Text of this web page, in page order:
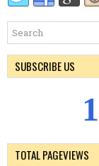
SUBSCRIBE US
1
TOTAL PAGEVIEWS